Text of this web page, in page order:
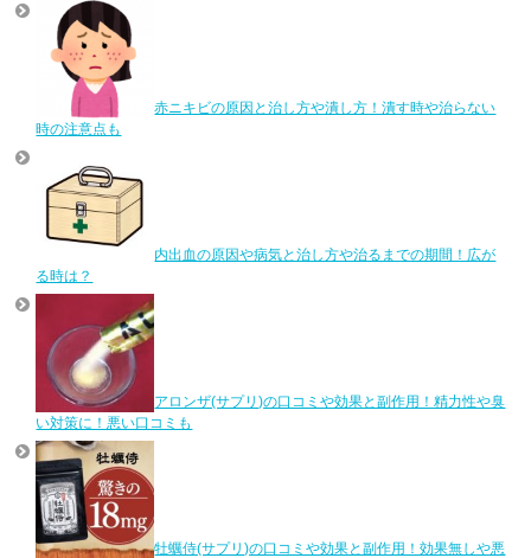
赤ニキビの原因と治し方や潰し方！潰す時や治らない
時の注意点も
内出血の原因や病気と治し方や治るまでの期間！広が
る時は？
アロンザ(サプリ)の口コミや効果と副作用！精力性や臭
い対策に！悪い口コミも
牡蠣侍(サプリ)の口コミや効果と副作用！効果無しや悪